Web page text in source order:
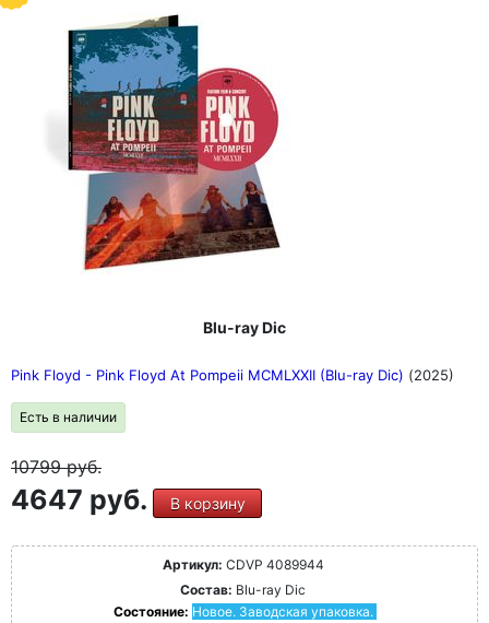
Blu-ray Dic
Pink Floyd - Pink Floyd At Pompeii MCMLXXII (Blu-ray Dic) (2025)
Есть в наличии
10799руб.
4647 руб. В корзину
Артикул: CDVP 4089944
Состав: Blu-ray Dic
Состояние: Новое. Заводская упаковка.